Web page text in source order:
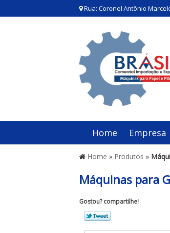
Rua: Coronel Antônio
Home Empresa
Home » Produtos »
Máquinas para
Gostou? compartilhe!